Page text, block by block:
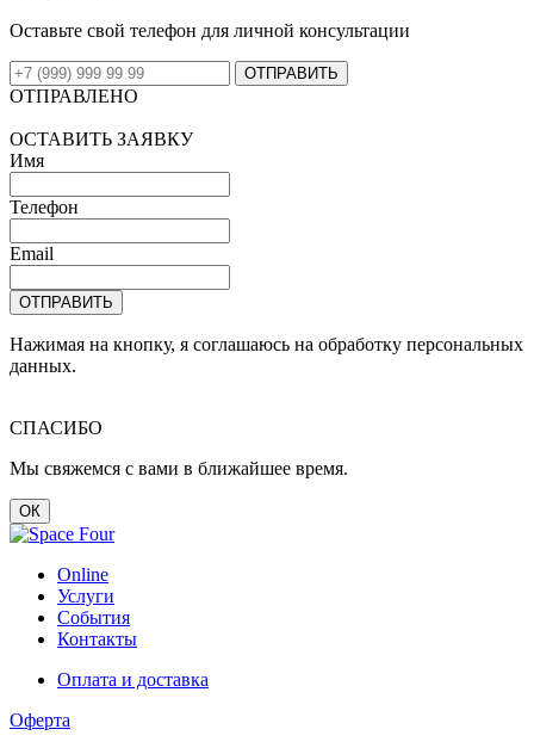
Оставьте свой телефон для личной консультации
ОТПРАВИТЬ
ОТПРАВЛЕНО
ОСТАВИТЬ ЗАЯВКУ
Имя
Телефон
Email
ОТПРАВИТЬ
Нажимая на кнопку, я соглашаюсь на обработку персональных
данных.
СПАСИБО
Мы свяжемся с вами в ближайшее время.
ОК
Online
Услуги
События
Контакты
Оплата и доставка
Оферта